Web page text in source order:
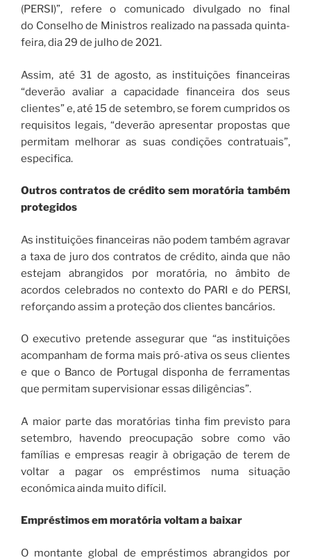
(PERSI)”, refere o comunicado divulgado no final
do Conselho de Ministros realizado na passada quinta-
feira, dia 29 de julho de 2021.
Assim, até 31 de agosto, as instituições financeiras
“deverão avaliar a capacidade financeira dos seus
clientes” e, até 15 de setembro, se forem cumpridos os
requisitos legais, “deverão apresentar propostas que
permitam melhorar as suas condições contratuais”,
especifica.
Outros contratos de crédito sem moratória também
protegidos
As instituições financeiras não podem também agravar
a taxa de juro dos contratos de crédito, ainda que não
estejam abrangidos por moratória, no âmbito de
acordos celebrados no contexto do PARI e do PERSI,
reforçando assim a proteção dos clientes bancários.
O executivo pretende assegurar que “as instituições
acompanham de forma mais pró-ativa os seus clientes
e que o Banco de Portugal disponha de ferramentas
que permitam supervisionar essas diligências”.
A maior parte das moratórias tinha fim previsto para
setembro, havendo preocupação sobre como vão
famílias e empresas reagir à obrigação de terem de
voltar a pagar os empréstimos numa situação
económica ainda muito difícil.
Empréstimos em moratória voltam a baixar
O montante global de empréstimos abrangidos por